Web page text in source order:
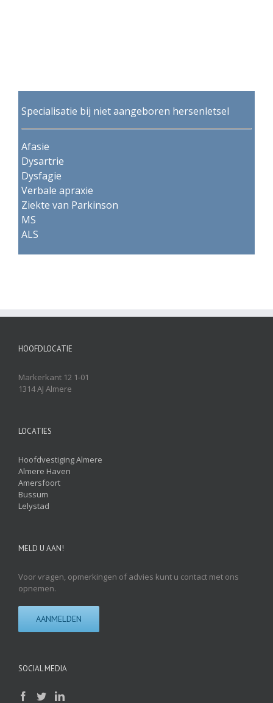
Specialisatie bij niet aangeboren hersenletsel
Afasie
Dysartrie
Dysfagie
Verbale apraxie
Ziekte van Parkinson
MS
ALS
HOOFDLOCATIE
Markerkant 12 1-01
1314 AJ Almere
LOCATIES
Hoofdvestiging Almere
Almere Haven
Amersfoort
Bussum
Lelystad
MELD U AAN!
Voor vragen, opmerkingen of advies kunt u contact met ons
opnemen.
AANMELDEN
SOCIAL MEDIA